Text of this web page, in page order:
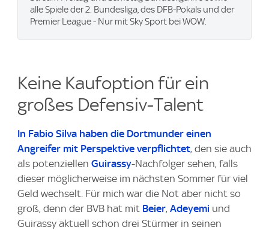
alle Spiele der 2. Bundesliga, des DFB-Pokals und der
Premier League - Nur mit Sky Sport bei WOW.
Keine Kaufoption für ein
großes Defensiv-Talent
In Fabio Silva haben die Dortmunder einen
Angreifer mit Perspektive verpflichtet, den sie auch
als potenziellen Guirassy-Nachfolger sehen, falls
dieser möglicherweise im nächsten Sommer für viel
Geld wechselt. Für mich war die Not aber nicht so
groß, denn der BVB hat mit Beier, Adeyemi und
Guirassy aktuell schon drei Stürmer in seinen